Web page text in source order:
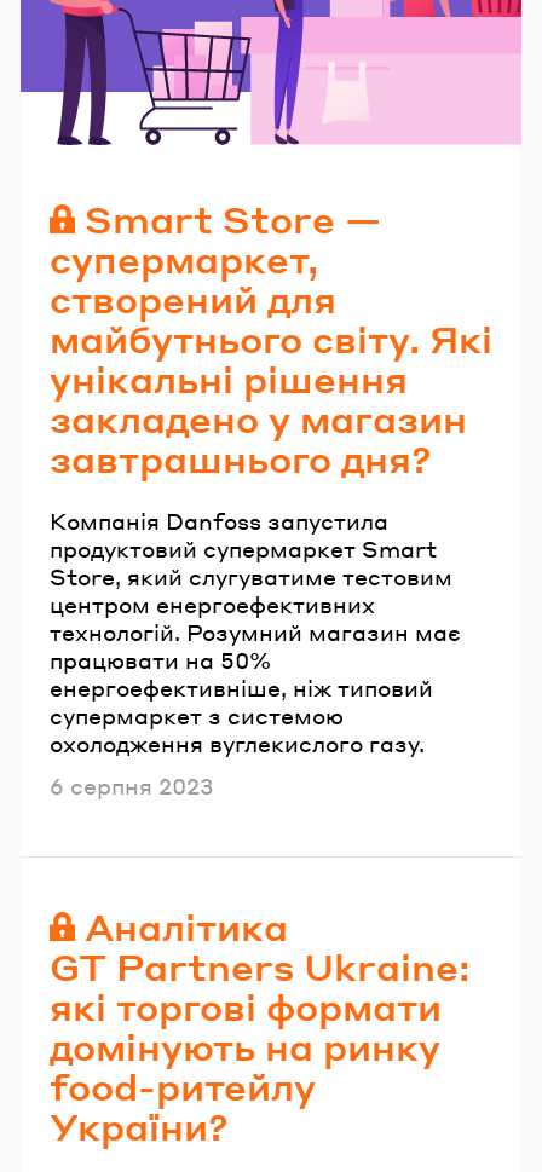
Smart Store —
супермаркет,
створений для
майбутнього світу. Які
унікальні рішення
закладено у магазин
завтрашнього дня?
Компанія Danfoss запустила
продуктовий супермаркет Smart
Store, який слугуватиме тестовим
центром енергоефективних
технологій. Розумний магазин має
працювати на 50%
енергоефективніше, ніж типовий
супермаркет з системою
охолодження вуглекислого газу.
Опубліковано
6 серпня 2023
Аналітика
GT Partners Ukraine:
які торгові формати
домінують на ринку
food-ритейлу
України?